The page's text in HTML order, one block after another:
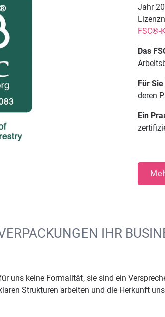
Jahr
FSC®-
Das
Für
deren
Ein
IHR
uns keine Formalität, sie sind ein
Strukturen arbeiten und die Herkunft